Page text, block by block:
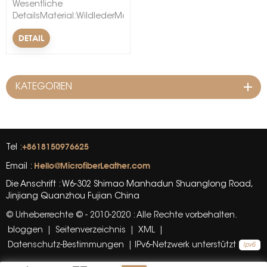
Wesentliche
DetailsMaterial:WildlederModell-
Nr:Mikrofaser-
VelourslederBacking-
30-50
M/RolleMarkenname:WINIWBesonderheit:Wärmespeicherung,
hervorragende
DETAIL
KATEGORIEN
Tel :+8618150976625
Email : Hello@MicrofiberLeather.com
Die Anschrift : W6-302 Shimao Manhadun Shuanglong Road,
Jinjiang Quanzhou Fujian China
© Urheberrechte © - 2010-2020 : Alle Rechte vorbehalten.
bloggen
Seitenverzeichnis XML
Datenschutz-Bestimmungen
IPv6-Netzwerk unterstützt